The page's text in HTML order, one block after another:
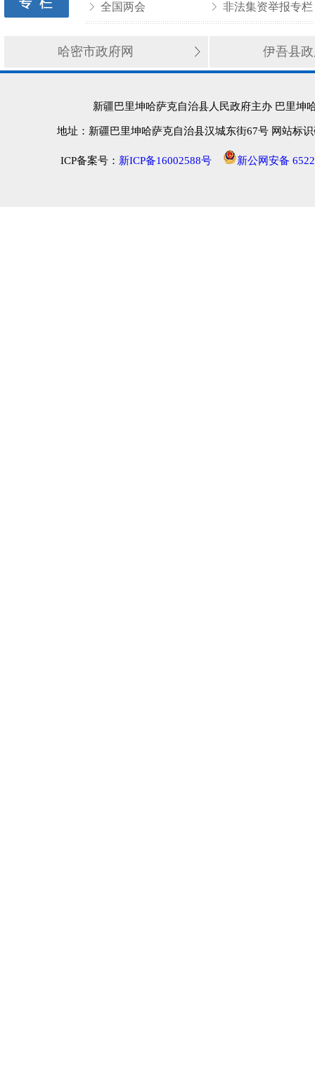
全国两会 非法集资举报专栏
哈密市政府网 伊吾县
新疆巴里坤哈萨克自治县人民政府主办 巴里坤
地址：新疆巴里坤哈萨克自治县汉城东街67号 网站标
ICP备案号： 新ICP备16002588号 新公网安备